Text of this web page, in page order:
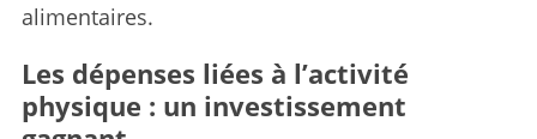
alimentaires.
Les dépenses liées à l’activité
physique : un investissement